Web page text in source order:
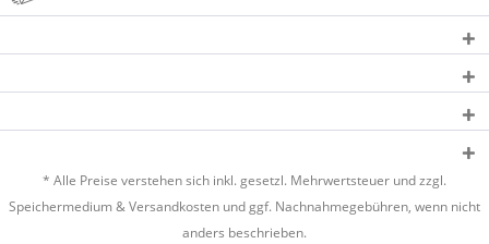
* Alle Preise verstehen sich inkl. gesetzl. Mehrwertsteuer und zzgl.
Speichermedium &Versandkosten und ggf. Nachnahmegebühren, wenn nicht
anders beschrieben.